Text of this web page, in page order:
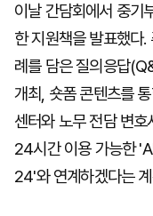
이날 간담회에서 중기
한 지원책을 발표했다
례를 담은 질의응답
개최, 숏폼 콘텐츠를
센터와 노무 전담 변
24시간 이용 가능한
24'와 연계하겠다는